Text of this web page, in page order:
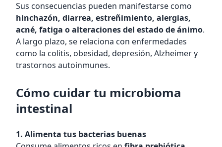
Sus consecuencias pueden manifestarse como
hinchazón, diarrea, estreñimiento, alergias,
acné, fatiga o alteraciones del estado de ánimo.
A largo plazo, se relaciona con enfermedades
como la colitis, obesidad, depresión, Alzheimer y
trastornos autoinmunes.
Cómo cuidar tu microbioma
intestinal
1. Alimenta tus bacterias buenas